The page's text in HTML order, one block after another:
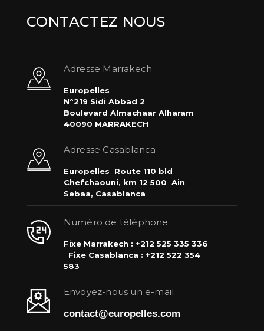
CONTACTEZ NOUS
Adresse Marrakech
Europelles
N°219 Sidi Abbad 2
Boulevard Almachaar Alharam
40090 MARRAKECH
Adresse Casablanca
Europelles
Route 110 bld
Chefchaouni, km 12 500 Ain
Sebaa, Casablanca
Numéro de téléphone
Fixe Marrakech : +212 525 335 336
Fixe Casablanca : +212 522 354
583
Envoyez-nous un e-mail
contact@europelles.com